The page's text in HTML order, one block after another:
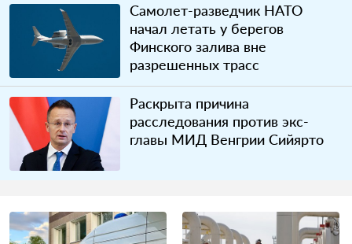
Самолет-разведчик НАТО
начал летать у берегов
Финского залива вне
разрешенных трасс
Раскрыта причина
расследования против экс-
главы МИД Венгрии Сийярто